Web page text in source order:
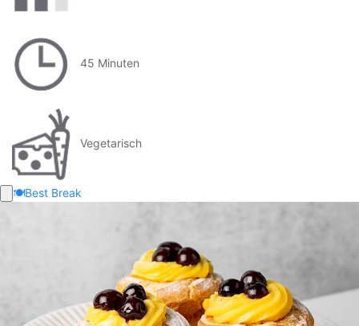
45 Minuten
Vegetarisch
🍽️Best Break